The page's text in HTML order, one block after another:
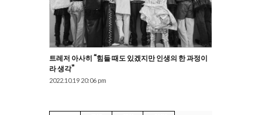
트레저 아사히 “힘들 때도 있겠지만 인생의 한 과정이
라 생각”
2022.10.19 20:06 pm